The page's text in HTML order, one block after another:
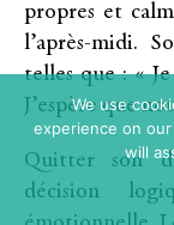
propres et
l’après-midi.
telles que : «
J’espère que
Quitter son
décision
We use
experience on
will